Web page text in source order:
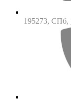
195273, СПб,